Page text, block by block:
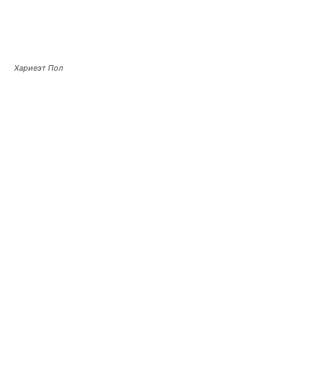
Хариеэт Пол